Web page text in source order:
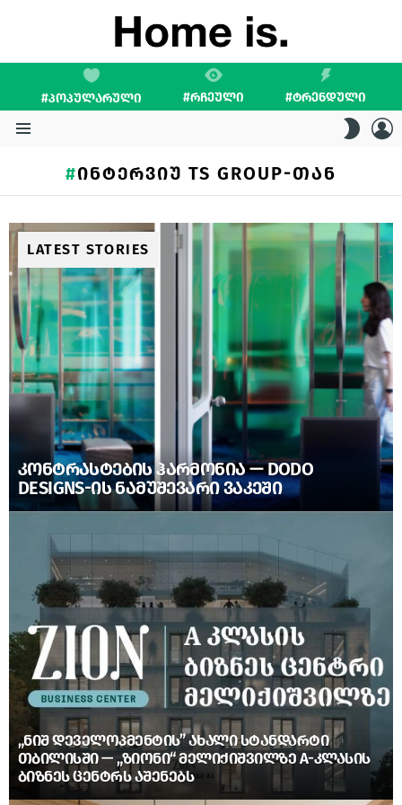
#ᲞᲝᲞᲣᲚᲐᲠᲣᲚᲘ #ᲠᲩᲔᲣᲚᲘ #ᲢᲠᲔᲜᲓᲣᲚᲘ
SKIN
ᲘᲜᲢᲔᲠᲕᲘᲣ TS GROUP-ᲗᲐᲜ
LATEST STORIES
ᲙᲝᲜᲢᲠᲐᲡᲢᲔᲑᲘᲡ ᲰᲐᲠᲛᲝᲜᲘᲐ — DODO
DESIGNS-ᲘᲡ ᲜᲐᲛᲣᲨᲔᲕᲐᲠᲘ ᲕᲐᲙᲔᲨᲘ
„ᲜᲘᲨ ᲓᲔᲕᲔᲚᲝᲞᲛᲔᲜᲢᲘᲡ” ᲐᲮᲐᲚᲘ ᲡᲢᲐᲜᲓᲐᲠᲢᲘ
ᲗᲑᲘᲚᲘᲡᲨᲘ — „ᲖᲘᲝᲜᲘ“ ᲛᲔᲚᲘᲥᲘᲨᲕᲘᲚᲖᲔ A-ᲙᲚᲐᲡᲘᲡ
ᲑᲘᲖᲜᲔᲡ ᲪᲔᲜᲢᲠᲡ ᲐᲨᲔᲜᲔᲑᲡ